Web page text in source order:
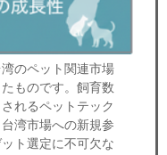
のペット関連市場
ものです。飼育数
れるペットテック
湾市場への新規参
ト選定に不可欠な